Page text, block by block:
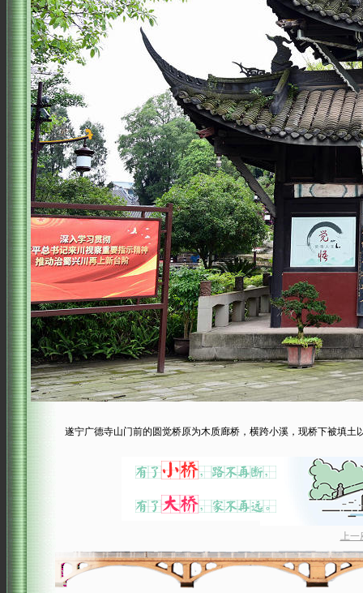
遂宁广德寺山门前的圆觉桥原为木质廊桥，横跨小溪，现桥下被填
上一